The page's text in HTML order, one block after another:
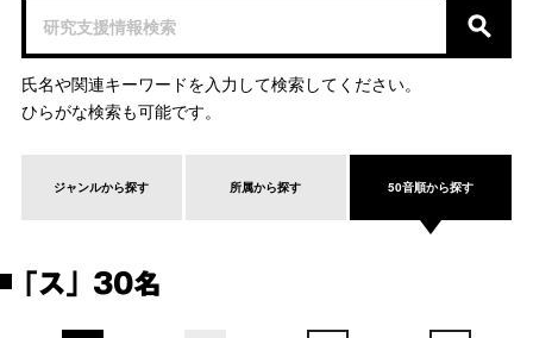
氏名や関連キーワードを入力して検索してください。
ひらがな検索も可能です。
ジャンルから探す 所属から探す 50音順から探す
「ス」 30名